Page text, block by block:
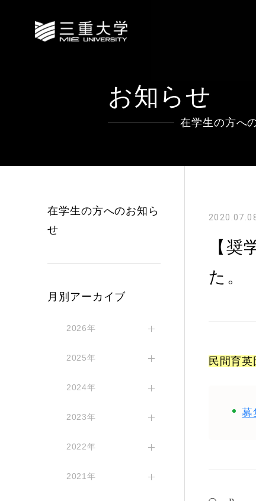
お知らせ
在学生の方へ
【
た。
民間育英
募
在学生の方へのお知ら
せ
月別アーカイブ
2026年
2025年
2024年
2023年
2022年
2021年